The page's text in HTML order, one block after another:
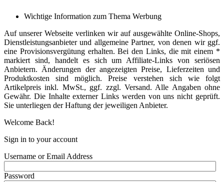
Wichtige Information zum Thema Werbung
Auf unserer Webseite verlinken wir auf ausgewählte Online-Shops,
Dienstleistungsanbieter und allgemeine Partner, von denen wir ggf.
eine Provisionsvergütung erhalten. Bei den Links, die mit einem *
markiert sind, handelt es sich um Affiliate-Links von seriösen
Anbietern. Änderungen der angezeigten Preise, Lieferzeiten und
Produktkosten sind möglich. Preise verstehen sich wie folgt
Artikelpreis inkl. MwSt., ggf. zzgl. Versand. Alle Angaben ohne
Gewähr. Die Inhalte externer Links werden von uns nicht geprüft.
Sie unterliegen der Haftung der jeweiligen Anbieter.
Welcome Back!
Sign in to your account
Username or Email Address
Password